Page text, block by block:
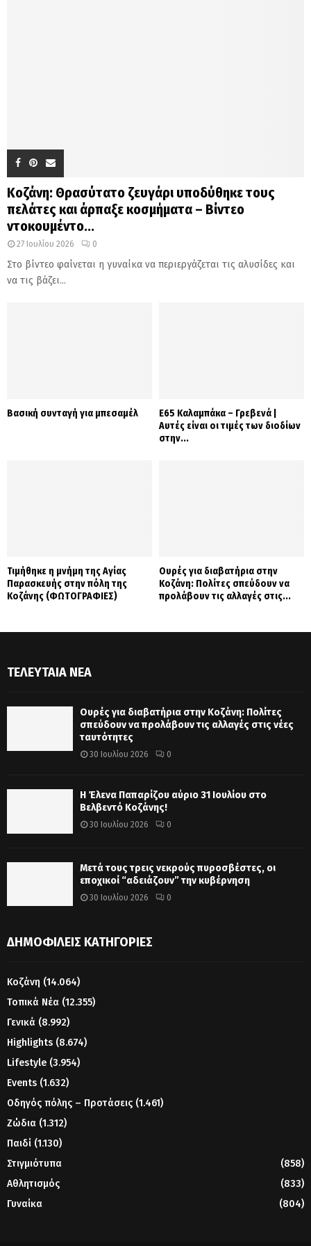
Κοζάνη: Θρασύτατο ζευγάρι υποδύθηκε τους
πελάτες και άρπαξε κοσμήματα – Βίντεο
ντοκουμέντο...
27 Ιουλίου 2026 0
Στο βίντεο φαίνεται η γυναίκα να περιεργάζεται τις αλυσίδες και
να τις βάζει...
Βασική συνταγή για μπεσαμέλ
Ε65 Καλαμπάκα – Γρεβενά |
Αυτές είναι οι τιμές των διοδίων
στην...
Τιμήθηκε η μνήμη της Αγίας
Παρασκευής στην πόλη της
Κοζάνης (ΦΩΤΟΓΡΑΦΙΕΣ)
Ουρές για διαβατήρια στην
Κοζάνη: Πολίτες σπεύδουν να
προλάβουν τις αλλαγές στις...
ΤΕΛΕΥΤΑΊΑ ΝΈΑ
Ουρές για διαβατήρια στην Κοζάνη: Πολίτες
σπεύδουν να προλάβουν τις αλλαγές στις νέες
ταυτότητες
30 Ιουλίου 2026 0
Η Έλενα Παπαρίζου αύριο 31 Ιουλίου στο
Βελβεντό Κοζάνης!
30 Ιουλίου 2026 0
Μετά τους τρεις νεκρούς πυροσβέστες, οι
εποχικοί “αδειάζουν” την κυβέρνηση
30 Ιουλίου 2026 0
ΔΗΜΟΦΙΛΕΊΣ ΚΑΤΗΓΟΡΊΕΣ
Κοζάνη (14.064)
Τοπικά Νέα (12.355)
Γενικά (8.992)
Highlights (8.674)
Lifestyle (3.954)
Events (1.632)
Οδηγός πόλης – Προτάσεις (1.461)
Ζώδια (1.312)
Παιδί (1.130)
Στιγμιότυπα
(858)
Αθλητισμός
(833)
Γυναίκα
(804)